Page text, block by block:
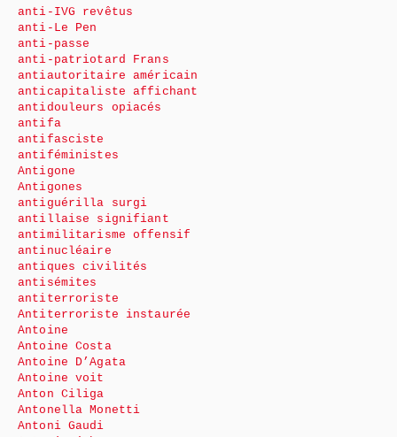
anti-IVG revêtus
anti-Le Pen
anti-passe
anti-patriotard Frans
antiautoritaire américain
anticapitaliste affichant
antidouleurs opiacés
antifa
antifasciste
antiféministes
Antigone
Antigones
antiguérilla surgi
antillaise signifiant
antimilitarisme offensif
antinucléaire
antiques civilités
antisémites
antiterroriste
Antiterroriste instaurée
Antoine
Antoine Costa
Antoine D’Agata
Antoine voit
Anton Ciliga
Antonella Monetti
Antoni Gaudi